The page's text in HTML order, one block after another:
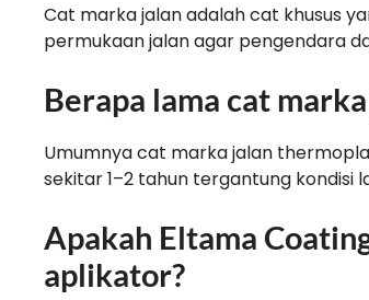
Cat marka jalan adalah cat khusus
permukaan jalan agar pengendara
Berapa lama cat
Umumnya cat marka jalan
sekitar 1–2 tahun tergantung kondisi
Apakah Eltama
aplikator?